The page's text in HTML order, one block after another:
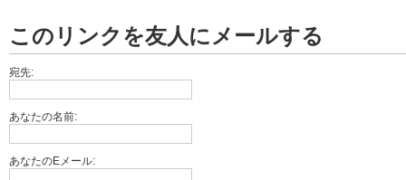
このリンクを友人にメールする
宛先:
あなたの名前:
あなたのEメール: